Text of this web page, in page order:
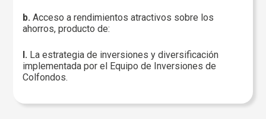
b. Acceso a rendimientos atractivos sobre los
ahorros, producto de:
I. La estrategia de inversiones y diversificación
implementada por el Equipo de Inversiones de
Colfondos.